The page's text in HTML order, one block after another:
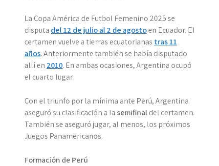
La Copa América de Futbol Femenino 2025 se
disputa del 12 de julio al 2 de agostoen Ecuador. El
certamen vuelve a tierras ecuatorianas tras 11
años. Anteriormente también se había disputado
allí en 2010. En ambas ocasiones, Argentina ocupó
el cuarto lugar.
Con el triunfo por la mínima ante Perú, Argentina
aseguró su clasificación a la semifinaldel certamen.
También se aseguró jugar, al menos, los próximos
Juegos Panamericanos.
Formación de Perú